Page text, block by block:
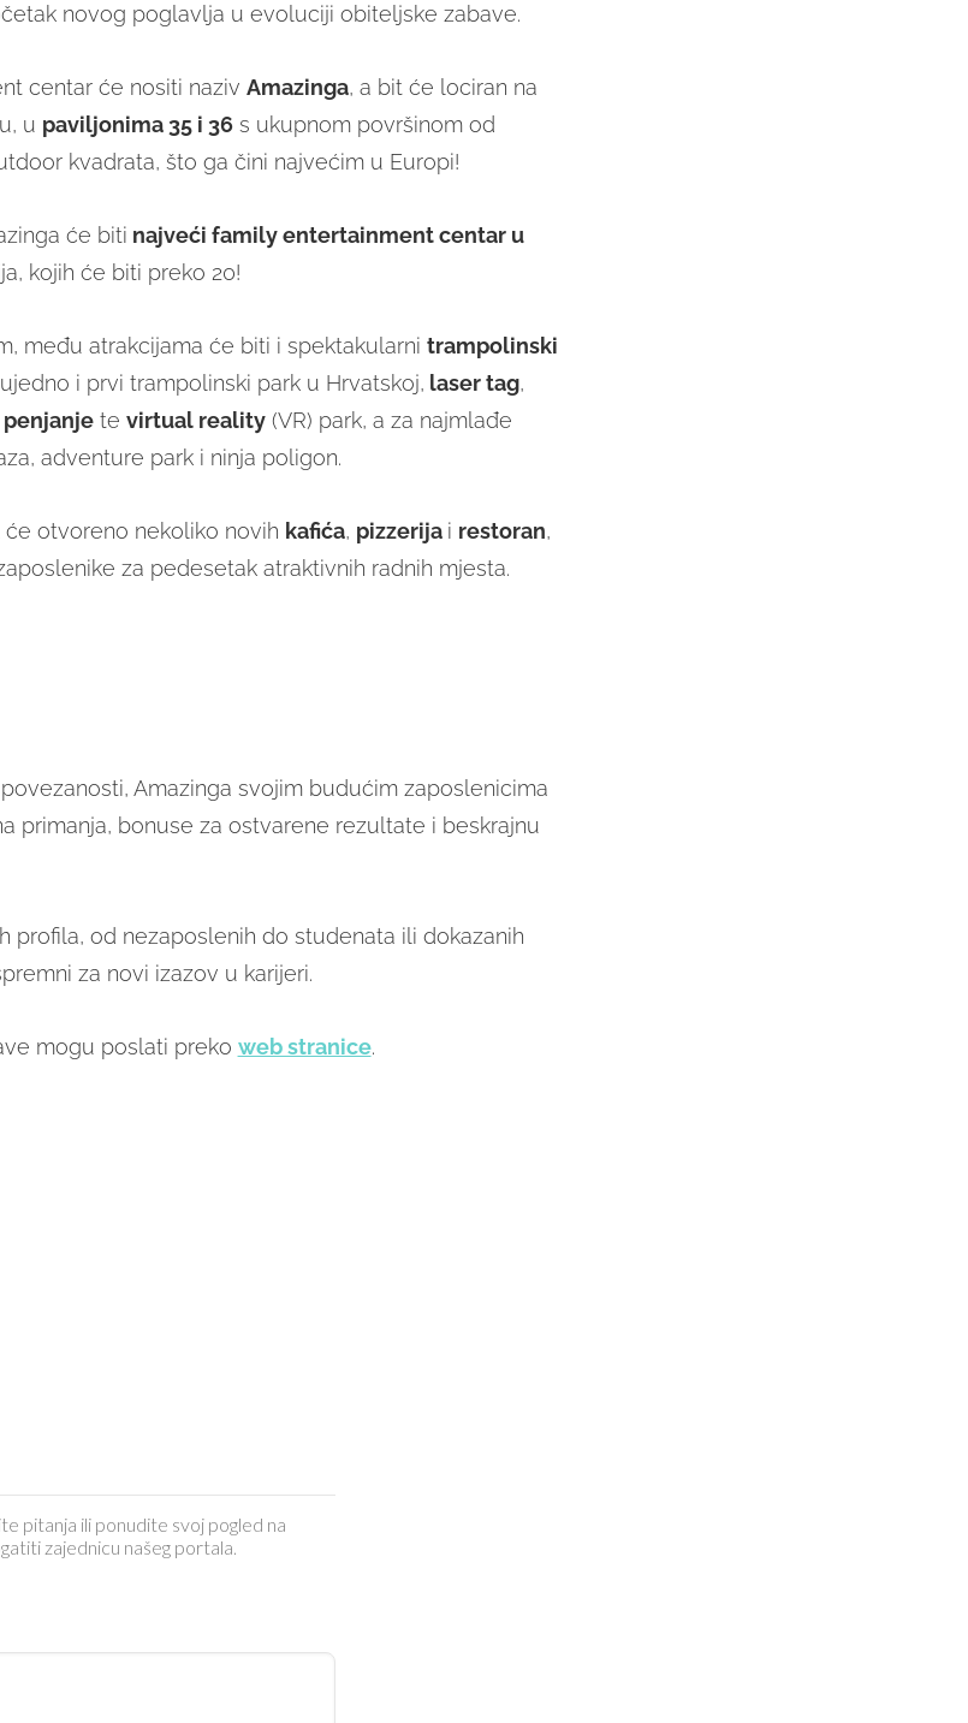
novog poglavlja u evoluciji obiteljske zabave.
centar će nositi naziv Amazinga, a bit će lociran na
u paviljonima 35 i 36s ukupnom površinom od
kvadrata, što ga čini najvećim u Europi!
će biti najveći family entertainment centar u
kojih će biti preko 20!
među atrakcijama će biti i spektakularni trampolinski
i prvi trampolinski park u Hrvatskoj, laser tag,
te virtual reality(VR) park, a za najmlađe
adventure park i ninja poligon.
otvoreno nekoliko novih kafića, pizzerija i restoran,
za pedesetak atraktivnih radnih mjesta.
Amazinga svojim budućim zaposlenicima
primanja, bonuse za ostvarene rezultate i beskrajnu
profila, od nezaposlenih do studenata ili dokazanih
za novi izazov u karijeri.
mogu poslati preko web stranice.
pitanja ili ponudite svoj pogled na
zajednicu našeg portala.